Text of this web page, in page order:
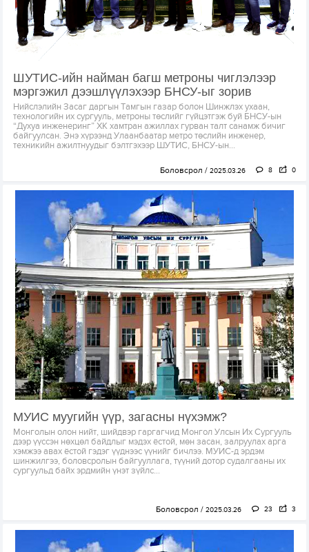
ШУТИС-ийн найман багш метроны чиглэлээр
мэргэжил дээшлүүлэхээр БНСУ-ыг зорив
Нийслэлийн Засаг даргын Тамгын газар болон Шинжлэх ухаан,
технологийн их сургууль, метроны төслийг гүйцэтгэж буй БНСУ-ын
“Духуа инженеринг” ХК хамтран ажиллах гурван талт санамж бичиг
байгуулсан. Энэ хүрээнд Улаанбаатар метро төслийн инженер,
техникийн ажилтнуудыг бэлтгэхээр ШУТИС, БНСУ-ын...
Боловсрол 2025.03.26 8 0
МУИС муугийн үүр, загасны нүхэмж?
Монголын олон нийт, шийдвэр гаргагчид Монгол Улсын Их Сургууль
дээр үүссэн нөхцөл байдлыг мэдэх ёстой, мөн засан, залруулах арга
хэмжээ авах ёстой гэдэг үүднээс үүнийг бичлээ. МУИС-д эрдэм
шинжилгээ, боловсролын байгууллага, түүний дотор судалгааны их
сургуульд байх эрдмийн үнэт зүйлс...
Боловсрол 2025.03.26 23 3